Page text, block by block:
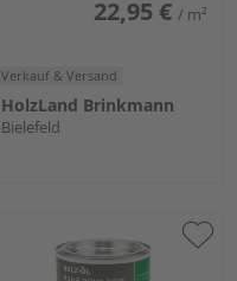
22,95 € / m²
Verkauf & Versand
HolzLand Brinkmann
Bielefeld